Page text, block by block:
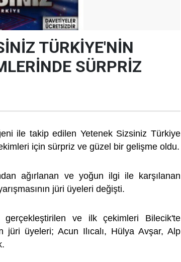
TÜRKİYE'NİN
SÜRPRİZ
ile takip edilen Yetenek Sizsiniz Türkiye
için sürpriz ve güzel bir gelişme oldu.
ağırlanan ve yoğun ilgi ile karşılanan
jüri üyeleri değişti.
gerçekleştirilen ve ilk çekimleri Bilecik'te
jüri üyeleri; Acun Ilıcalı, Hülya Avşar, Alp